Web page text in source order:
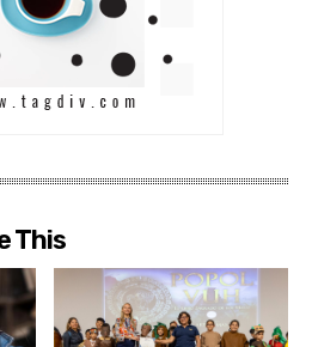
This